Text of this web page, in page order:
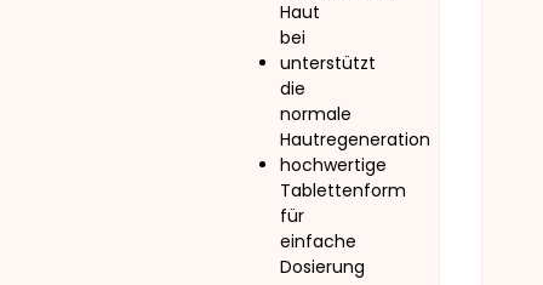
Haut
bei
unterstützt
die
normale
Hautregeneration
hochwertige
Tablettenform
für
einfache
Dosierung